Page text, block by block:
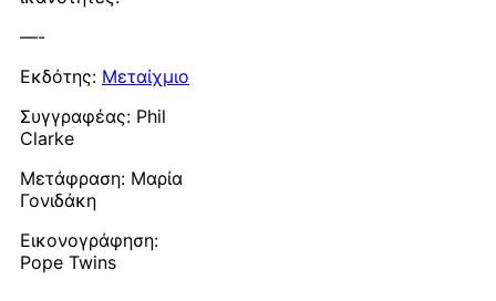
—-
Εκδότης: Μεταίχμιο
Συγγραφέας: Phil
Clarke
Μετάφραση: Μαρία
Γονιδάκη
Εικονογράφηση:
Pope Twins